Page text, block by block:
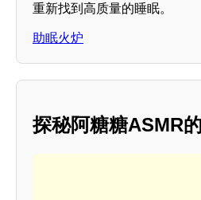
重新找到高质量的睡眠。
助眠火炉
探秘阿糖糖ASMR